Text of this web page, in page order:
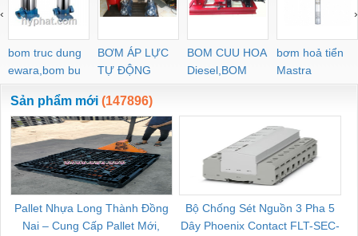
bom truc dung
ewara,bom bu
ewara
BƠM ÁP LỰC
TỰ ĐỘNG
BOM CUU HOA
Diesel,BOM
CHUA CHAY
bơm hoả tiển
Mastra
‹ ›
Sản phẩm mới (147896)
Pallet Nhựa Long Thành Đồng
Nai – Cung Cấp Pallet Mới,
Bộ Chống Sét Nguồn 3 Pha 5
Dây Phoenix Contact FLT-SEC-